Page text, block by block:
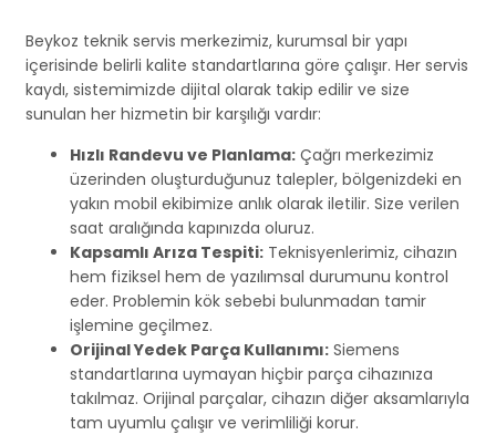
Beykoz teknik servis merkezimiz, kurumsal bir yapı
içerisinde belirli kalite standartlarına göre çalışır. Her servis
kaydı, sistemimizde dijital olarak takip edilir ve size
sunulan her hizmetin bir karşılığı vardır:
Hızlı Randevu ve Planlama: Çağrı merkezimiz
üzerinden oluşturduğunuz talepler, bölgenizdeki en
yakın mobil ekibimize anlık olarak iletilir. Size verilen
saat aralığında kapınızda oluruz.
Kapsamlı Arıza Tespiti: Teknisyenlerimiz, cihazın
hem fiziksel hem de yazılımsal durumunu kontrol
eder. Problemin kök sebebi bulunmadan tamir
işlemine geçilmez.
Orijinal Yedek Parça Kullanımı: Siemens
standartlarına uymayan hiçbir parça cihazınıza
takılmaz. Orijinal parçalar, cihazın diğer aksamlarıyla
tam uyumlu çalışır ve verimliliği korur.